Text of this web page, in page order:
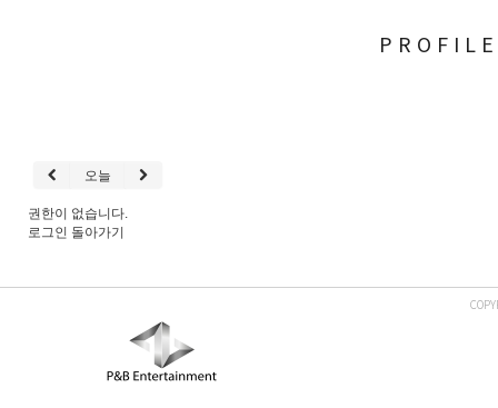
PROFILE
오늘
권한이 없습니다.
로그인 돌아가기